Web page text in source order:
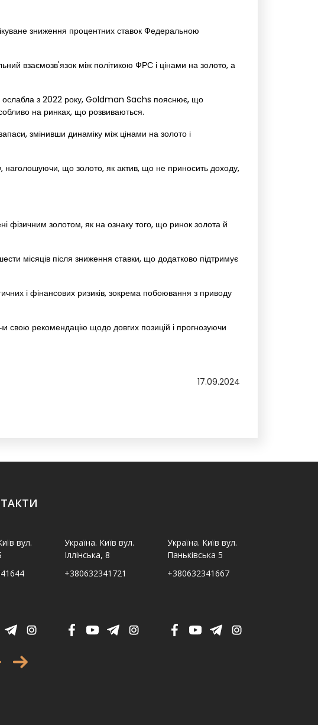
зниження процентних ставок Федеральною
взаємозв'язок між політикою ФРС і цінами на золото, а
ослабла з 2022 року, Goldman Sachs пояснює, що
на ринках, що розвиваються.
змінивши динаміку між цінами на золото і
наголошуючи, що золото, як актив, що не приносить доходу,
фізичним золотом, як на ознаку того, що ринок золота й
місяців після зниження ставки, що додатково підтримує
і фінансових ризиків, зокрема побоювання з приводу
рекомендацію щодо довгих позицій і прогнозуючи
17.09.2024
вул.
Україна. Київ вул.
Іллінська, 8
+380632341721
Україна. Київ вул.
Паньківська 5
+380632341667